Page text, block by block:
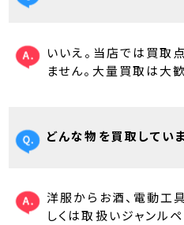
いいえ。当店では買取
ません。大量買取は大
どんな物を買取してい
洋服からお酒、電動工
しくは取扱いジャンル